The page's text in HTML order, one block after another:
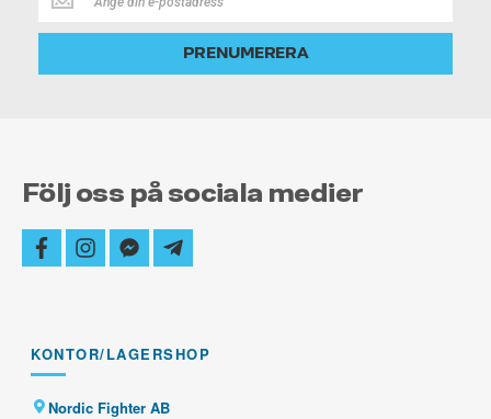
dig
alltid
PRENUMERERA
Följ oss på sociala medier
facebookinstagram
facebook-
messenger
telegram-
plane
KONTOR/LAGERSHOP
Nordic Fighter AB